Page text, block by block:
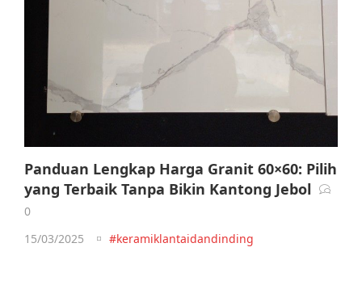
Panduan Lengkap Harga Granit 60×60: Pilih
yang Terbaik Tanpa Bikin Kantong Jebol
0
15/03/2025
#keramiklantaidandinding